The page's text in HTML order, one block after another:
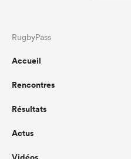
RugbyPass
Accueil
Rencontres
Résultats
Actus